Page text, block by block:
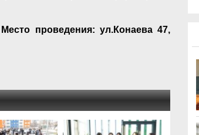
Место проведения: ул.Конаева 47,